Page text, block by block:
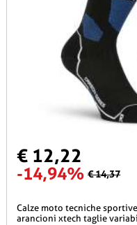
€ 12,22
-14,94% € 14,37
calze moto tecniche sportive estive leggere corte grigie e
arancioni xtech taglie